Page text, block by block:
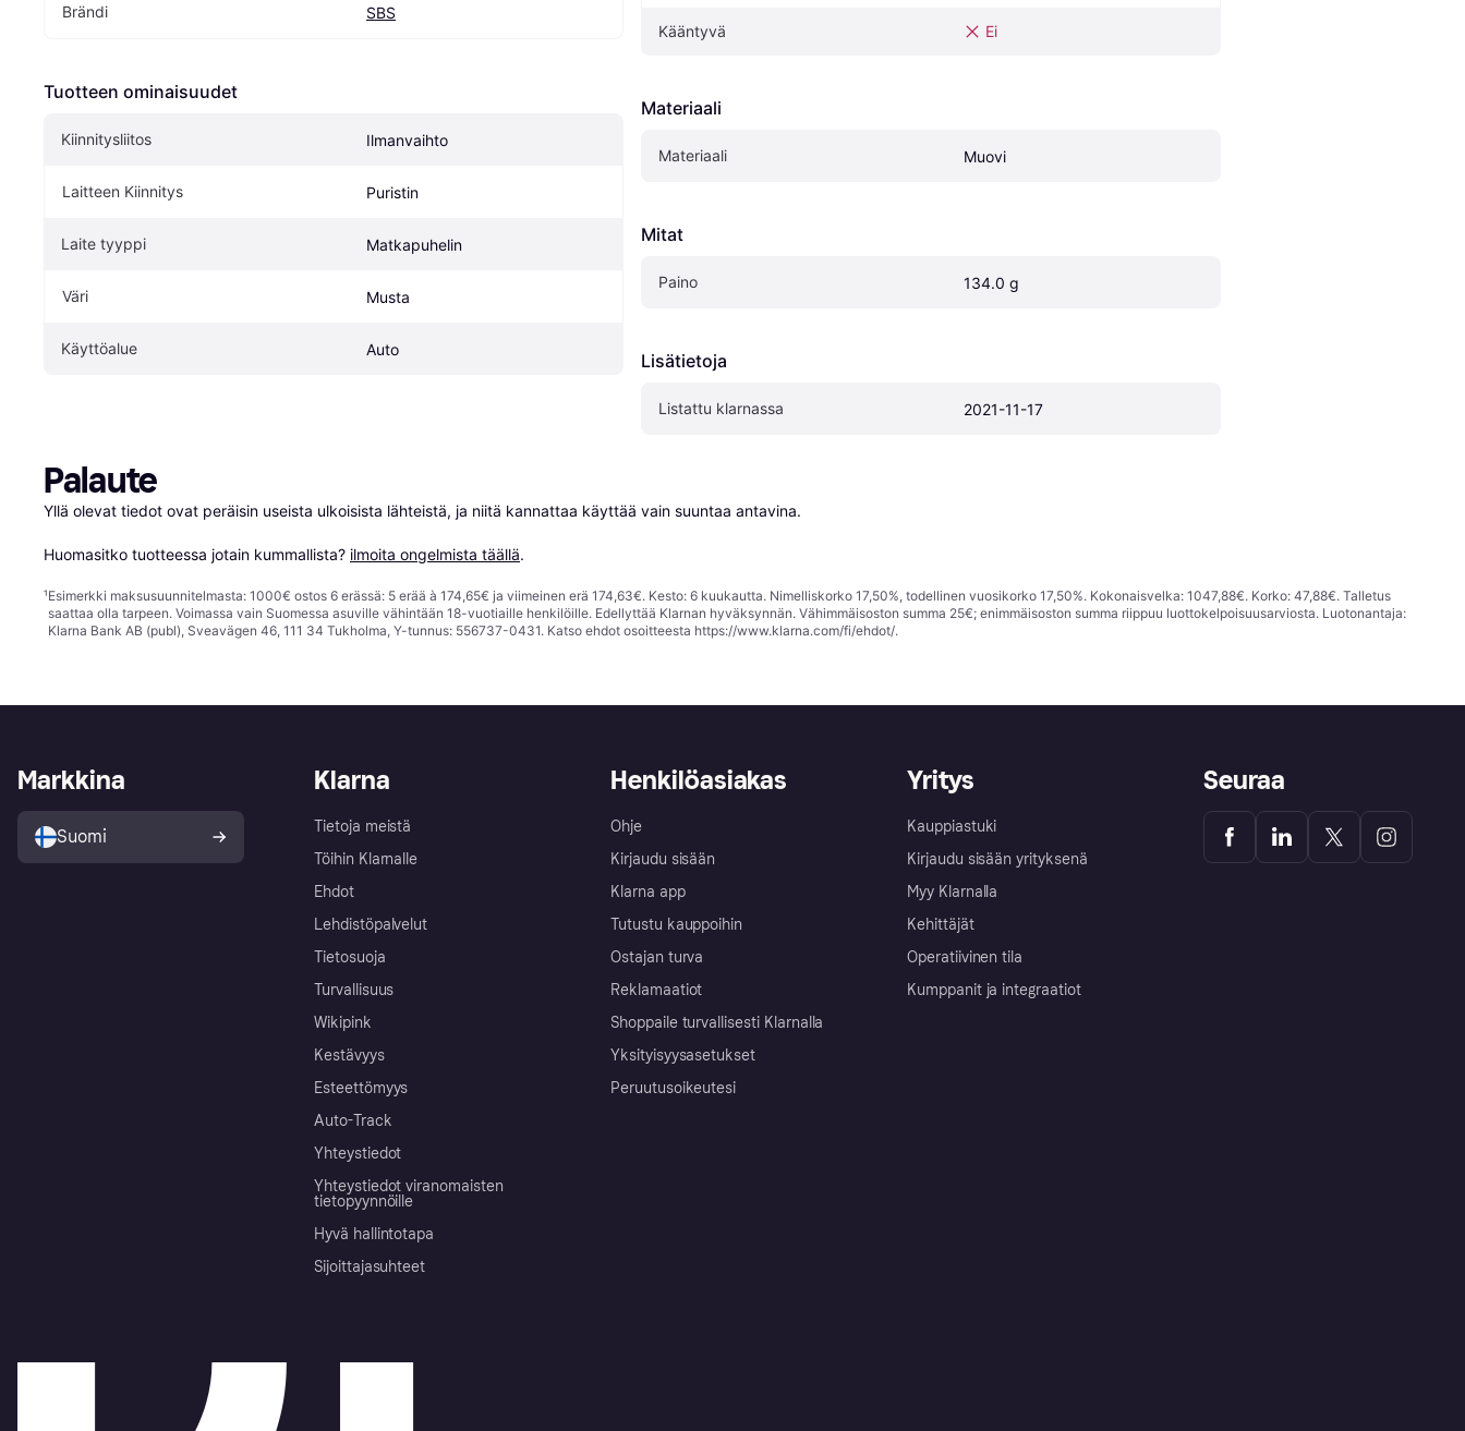
Brändi SBS
Tuotteen ominaisuudet
Kiinnitysliitos Ilmanvaihto
Laitteen Kiinnitys Puristin
Laite tyyppi Matkapuhelin
Väri Musta
Käyttöalue Auto
Kääntyvä Ei
Materiaali
Materiaali Muovi
Mitat
Paino 134.0 g
Lisätietoja
Listattu klarnassa 2021-11-17
Palaute
Yllä olevat tiedot ovat peräisin useista ulkoisista lähteistä, ja niitä kannattaa käyttää vain suuntaa antavina.
Huomasitko tuotteessa jotain kummallista? ilmoita ongelmista täällä.
¹Esimerkki maksusuunnitelmasta: 1000€ ostos 6 erässä: 5 erää à 174,65€ ja viimeinen erä 174,63€. Kesto: 6 kuukautta. Nimelliskorko 17,50%, todellinen vuosikorko 17,50%. Kokonaisvelka: 1047,88€. Korko: 47,88€. Talletus
saattaa olla tarpeen. Voimassa vain Suomessa asuville vähintään 18-vuotiaille henkilöille. Edellyttää Klarnan hyväksynnän. Vähimmäisoston summa 25€; enimmäisoston summa riippuu luottokelpoisuusarviosta. Luotonantaja:
Klarna Bank AB (publ), Sveavägen 46, 111 34 Tukholma, Y-tunnus: 556737-0431. Katso ehdot osoitteesta https://www.klarna.com/fi/ehdot/.
Klarna
Tietoja meistä
Töihin Klarnalle
Ehdot
Lehdistöpalvelut
Tietosuoja
Turvallisuus
Wikipink
Kestävyys
Esteettömyys
Auto-Track
Yhteystiedot
Yhteystiedot viranomaisten
tietopyynnöille
Hyvä hallintotapa
Sijoittajasuhteet
Henkilöasiakas
Ohje
Kirjaudu sisään
Klarna app
Tutustu kauppoihin
Ostajan turva
Reklamaatiot
Shoppaile turvallisesti Klarnalla
Yksityisyysasetukset
Peruutusoikeutesi
Yritys
Kauppiastuki
Kirjaudu sisään yrityksenä
Myy Klarnalla
Kehittäjät
Operatiivinen tila
Kumppanit ja integraatiot
Markkina
Suomi
Seuraa